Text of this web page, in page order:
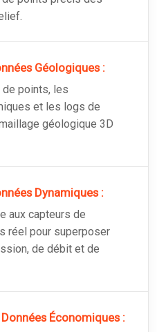
Géologiques :
points, les
et les logs de
géologique 3D
Dynamiques :
aux capteurs de
réel pour superposer
de débit et de
Économiques :